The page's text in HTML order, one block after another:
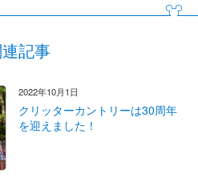
記事
2022年10月1日
クリッターカントリーは30周年
を迎えました！